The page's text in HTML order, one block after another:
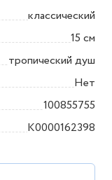
классический
15 см
тропический душ
Нет
100855755
K0000162398